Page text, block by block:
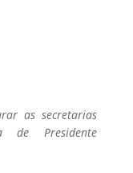
as secretarias
de Presidente